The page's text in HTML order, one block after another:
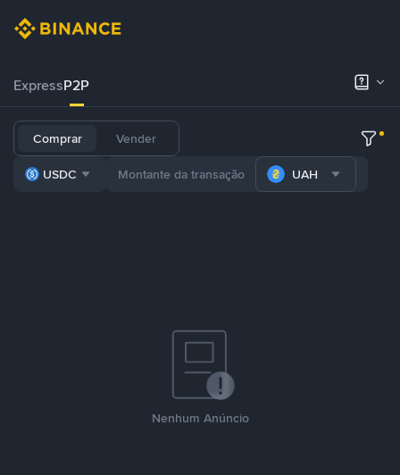
ExpressP2P
Comprar Vender
USDC UAH
Nenhum Anúncio